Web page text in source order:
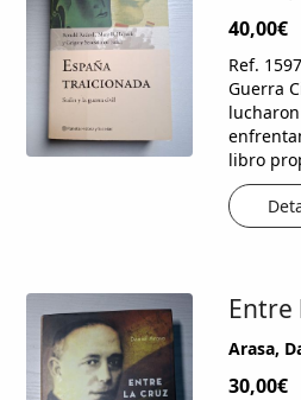
40,00€
Ref.
Guerra
libro
Entre
Arasa,
30,00€